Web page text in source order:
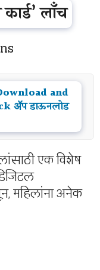
लाँच
and
ॲप डाऊनलोड
एक विशेष
महिलांना अनेक